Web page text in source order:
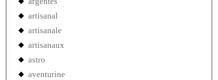
artisanal
artisanale
artisanaux
astro
aventurine